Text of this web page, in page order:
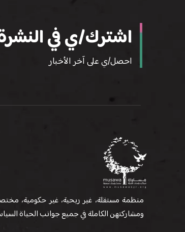
اشترك/ي في النشرة
احصل/ي على آخر الأخبار
منظمة مستقلة، غير ربحية، غير حكومية،
ومشاركتهن الكاملة في جميع جوانب الحياة